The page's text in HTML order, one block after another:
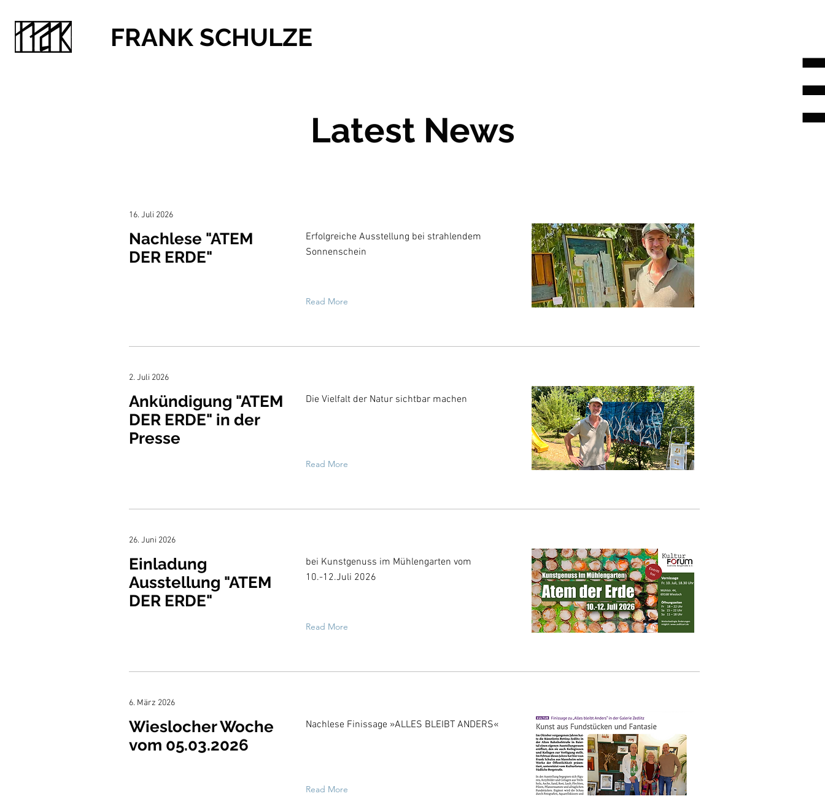
FRANK SCHULZE
Latest News
16. Juli 2026
Nachlese "ATEM
DER ERDE"
Erfolgreiche Ausstellung bei strahlendem
Sonnenschein
Read More
2. Juli 2026
Ankündigung "ATEM
DER ERDE" in der
Presse
Die Vielfalt der Natur sichtbar machen
Read More
26. Juni 2026
Einladung
Ausstellung "ATEM
DER ERDE"
bei Kunstgenuss im Mühlengarten vom
10.-12.Juli 2026
Read More
6. März 2026
Wieslocher Woche
vom 05.03.2026
Nachlese Finissage »ALLES BLEIBT ANDERS«
Read More